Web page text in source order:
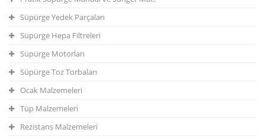
Süpürge Yedek Parçaları
Süpürge Hepa Filtreleri
Süpürge Motorları
Süpürge Toz Torbaları
Ocak Malzemeleri
Tüp Malzemeleri
Rezistans Malzemeleri